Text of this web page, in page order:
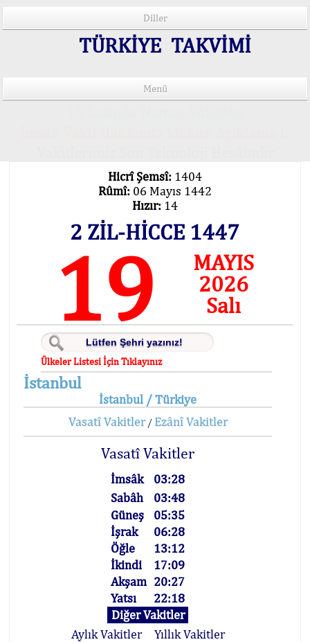
Diller
TÜRKİYE TAKVİMİ
Menü
Hicrî Şemsî: 1404
Rûmî: 06 Mayıs 1442
Hızır: 14
2 ZİL-HİCCE 1447
19
MAYIS
2026
Salı
Ülkeler Listesi İçin Tıklayınız
İstanbul
İstanbul / Türkiye
Vasatî Vakitler/ Ezânî Vakitler
Vasatî Vakitler
İmsâk
03:28
Sabâh
03:48
Güneş
05:35
İşrak
06:28
Öğle
13:12
İkindi
17:09
Akşam 20:27
Yatsı
22:18
Diğer Vakitler
Aylık Vakitler
Yıllık Vakitler